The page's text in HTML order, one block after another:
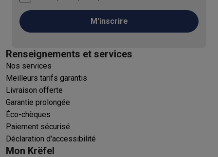
M'inscrire
Renseignements et services
Nos services
Meilleurs tarifs garantis
Livraison offerte
Garantie prolongée
Éco-chèques
Paiement sécurisé
Déclaration d'accessibilité
Mon Krëfel